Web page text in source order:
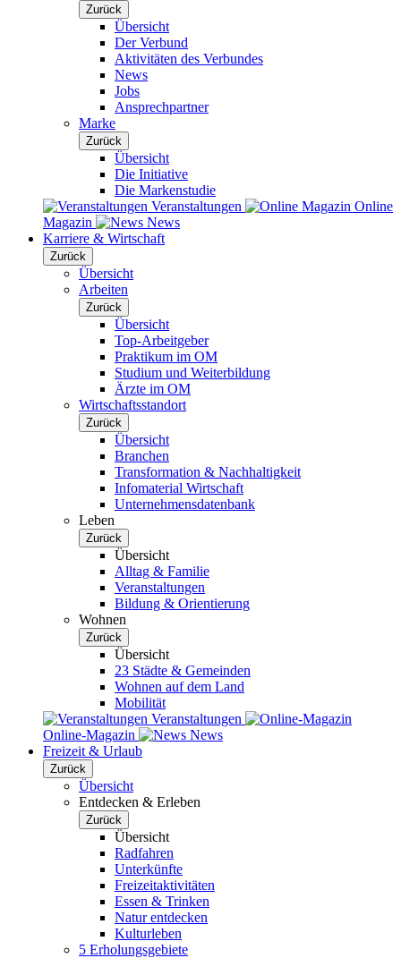
Zurück
Übersicht
Der Verbund
Aktivitäten des Verbundes
News
Jobs
Ansprechpartner
Marke
Zurück
Übersicht
Die Initiative
Die Markenstudie
Veranstaltungen
Online
Magazin
News
Karriere & Wirtschaft
Zurück
Übersicht
Arbeiten
Zurück
Übersicht
Top-Arbeitgeber
Praktikum im OM
Studium und Weiterbildung
Ärzte im OM
Wirtschaftsstandort
Zurück
Übersicht
Branchen
Transformation & Nachhaltigkeit
Infomaterial Wirtschaft
Unternehmensdatenbank
Leben
Zurück
Übersicht
Alltag & Familie
Veranstaltungen
Bildung & Orientierung
Wohnen
Zurück
Übersicht
23 Städte & Gemeinden
Wohnen auf dem Land
Mobilität
Veranstaltungen
Online-Magazin
News
Freizeit & Urlaub
Zurück
Übersicht
Entdecken & Erleben
Zurück
Übersicht
Radfahren
Unterkünfte
Freizeitaktivitäten
Essen & Trinken
Natur entdecken
Kulturleben
5 Erholungsgebiete